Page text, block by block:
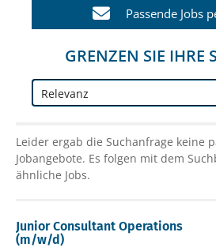
Passende Jobs
GRENZEN SIE IHRE
Leider ergab die Suchanfrage keine
Jobangebote. Es folgen mit dem
ähnliche Jobs.
Junior Consultant Operations
(m/w/d)